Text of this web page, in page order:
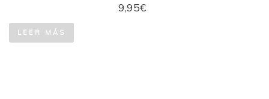
9,95€
LEER MÁS